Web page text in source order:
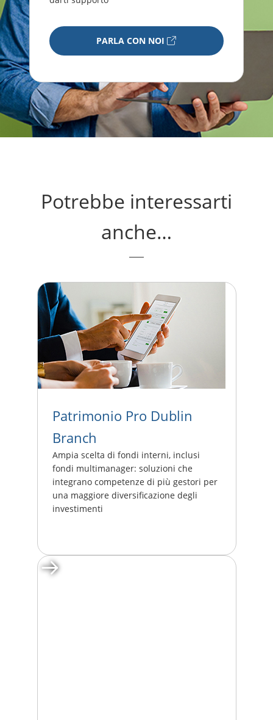
PARLA CON NOI
Potrebbe interessarti
anche…
Patrimonio Pro Dublin
Branch
Ampia scelta di fondi interni, inclusi
fondi multimanager: soluzioni che
integrano competenze di più gestori per
una maggiore diversificazione degli
investimenti